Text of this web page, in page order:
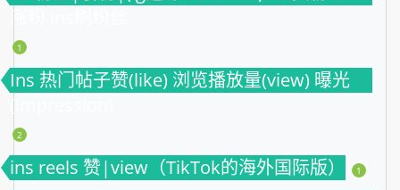
涨粉 ins刷粉丝
1
Ins 热门帖子赞(like) 浏览播放量(view) 曝光
(impression)
2
ins reels 赞|view（TikTok的海外国际版） 1